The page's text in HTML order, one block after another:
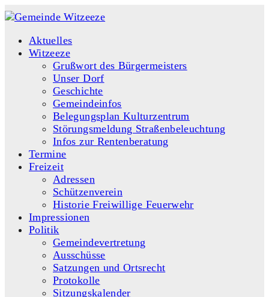
Aktuelles
Witzeeze
Grußwort des Bürgermeisters
Unser Dorf
Geschichte
Gemeindeinfos
Belegungsplan Kulturzentrum
Störungsmeldung Straßenbeleuchtung
Infos zur Rentenberatung
Termine
Freizeit
Adressen
Schützenverein
Historie Freiwillige Feuerwehr
Impressionen
Politik
Gemeindevertretung
Ausschüsse
Satzungen und Ortsrecht
Protokolle
Sitzungskalender